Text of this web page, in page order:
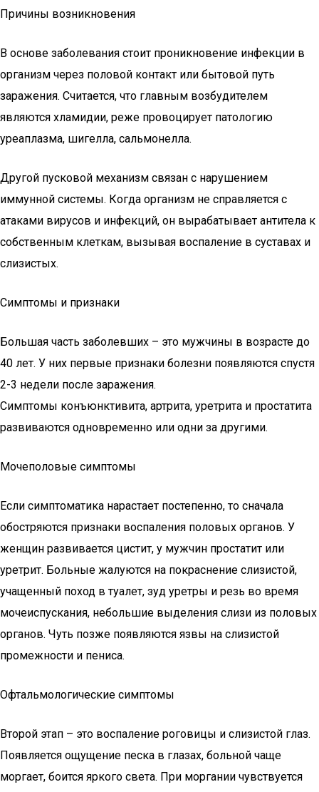
Причины возникновения
В основе заболевания стоит проникновение инфекции в
организм через половой контакт или бытовой путь
заражения. Считается, что главным возбудителем
являются хламидии, реже провоцирует патологию
уреаплазма, шигелла, сальмонелла.
Другой пусковой механизм связан с нарушением
иммунной системы. Когда организм не справляется с
атаками вирусов и инфекций, он вырабатывает антитела к
собственным клеткам, вызывая воспаление в суставах и
слизистых.
Симптомы и признаки
Большая часть заболевших – это мужчины в возрасте до
40 лет. У них первые признаки болезни появляются спустя
2-3 недели после заражения.
Симптомы конъюнктивита, артрита, уретрита и простатита
развиваются одновременно или одни за другими.
Мочеполовые симптомы
Если симптоматика нарастает постепенно, то сначала
обостряются признаки воспаления половых органов. У
женщин развивается цистит, у мужчин простатит или
уретрит. Больные жалуются на покраснение слизистой,
учащенный поход в туалет, зуд уретры и резь во время
мочеиспускания, небольшие выделения слизи из половых
органов. Чуть позже появляются язвы на слизистой
промежности и пениса.
Офтальмологические симптомы
Второй этап – это воспаление роговицы и слизистой глаз.
Появляется ощущение песка в глазах, больной чаще
моргает, боится яркого света. При моргании чувствуется